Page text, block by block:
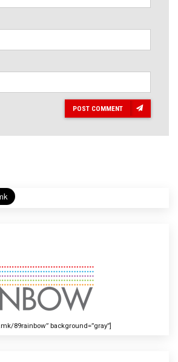
POST COMMENT
89rainbow” background=”gray”]